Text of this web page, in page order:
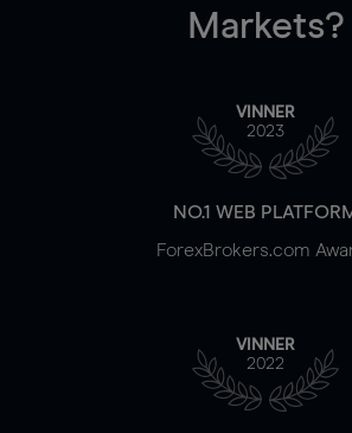
Markets?
VINNER
2023
NO.1 WEB
ForexBrokers.com
VINNER
2022